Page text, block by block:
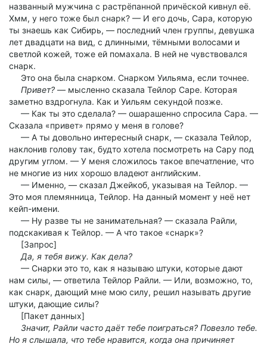
названный мужчина с растрёпанной причёской кивнул её.
Хмм, у него тоже был снарк? — И его дочь, Сара, которую
ты знаешь как Сибирь, — последний член группы, девушка
лет двадцати на вид, с длинными, тёмными волосами и
светлой кожей, тоже ей помахала. В ней не чувствовался
снарк.
Это она была снарком. Снарком Уильяма, если точнее.
Привет? — мысленно сказала Тейлор Саре. Которая
заметно вздрогнула. Как и Уильям секундой позже.
— Как ты это сделала? — ошарашенно спросила Сара. —
Сказала «привет» прямо у меня в голове?
— А ты довольно интересный снарк, — сказала Тейлор,
наклонив голову так, будто хотела посмотреть на Сару под
другим углом. — У меня сложилось такое впечатление, что
не многие из них хорошо владеют английским.
— Именно, — сказал Джейкоб, указывая на Тейлор. —
Это моя племянница, Тейлор. На данный момент у неё нет
кейп-имени.
— Ну разве ты не занимательная? — сказала Райли,
подскакивая к Тейлор. — А что такое «снарк»?
[Запрос]
Да, я тебя вижу. Как дела?
— Снарки это то, как я называю штуки, которые дают
нам силы, — ответила Тейлор Райли. — Или, возможно, то,
как снарк, дающий мне мою силу, решил называть другие
штуки, дающие силы?
[Пакет данных]
Значит, Райли часто даёт тебе поиграться? Повезло тебе.
Но я слышала, что тебе нравится, когда она причиняет